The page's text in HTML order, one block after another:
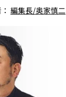
編集長/奥家慎二